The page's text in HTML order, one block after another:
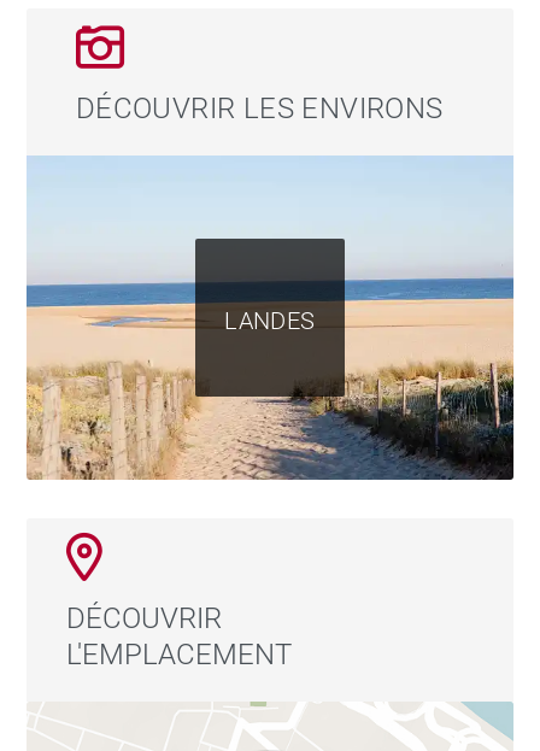
DÉCOUVRIR LES ENVIRONS
LANDES
DÉCOUVRIR
L'EMPLACEMENT